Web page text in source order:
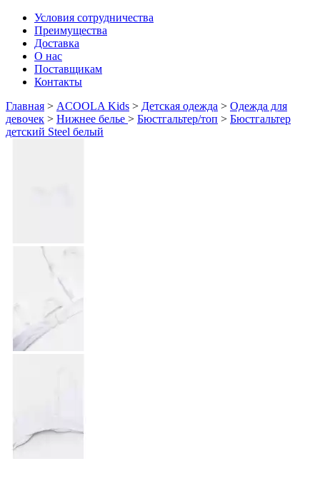
Условия сотрудничества
Преимущества
Доставка
О нас
Поставщикам
Контакты
Главная > ACOOLA Kids > Детская одежда > Одежда для
девочек > Нижнее белье > Бюстгальтер/топ > Бюстгальтер
детский Steel белый